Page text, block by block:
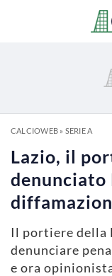
CALCIOWEB» SERIE A
Lazio, il
denunciato
Il portiere della
denunciare
e ora